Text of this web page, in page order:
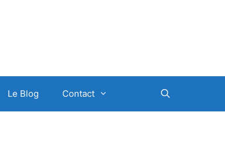
Le Blog Contact